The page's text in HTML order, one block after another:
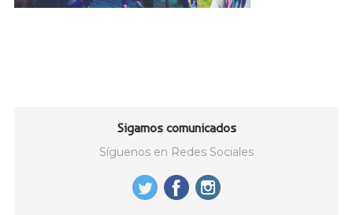
Sigamos comunicados
Síguenos en Redes Sociales